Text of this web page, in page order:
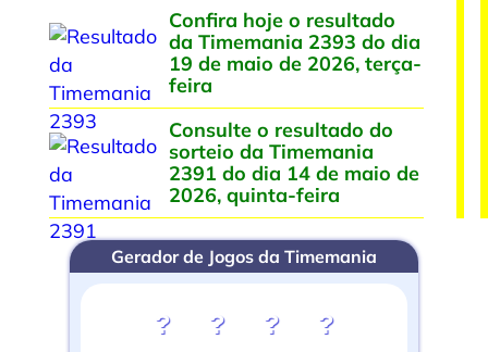
Confira hoje o resultado
da Timemania 2393 do dia
19 de maio de 2026, terça-
feira
Consulte o resultado do
sorteio da Timemania
2391 do dia 14 de maio de
2026, quinta-feira
Gerador de Jogos da Timemania
? ? ?
?